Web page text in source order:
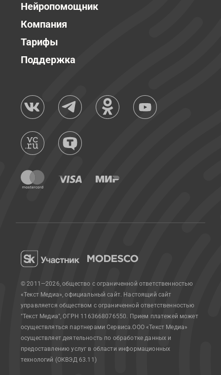
Нейропомощник
Компания
Тарифы
Поддержка
© 2011—2026, общество с ограниченной ответственностью
«Текст Медиа», официальный сайт. Настоящий сайт
управляется обществом с ограниченной ответственностью
"Текст Медиа", ОГРН 1163668076550. Прием платежей может
осуществляться партнерами Сервиса.ООО «Текст Медиа»
осуществляет деятельность по обработке данных и
предоставлению услуг в области информационных
технологий (ОКВЭД 63.11)